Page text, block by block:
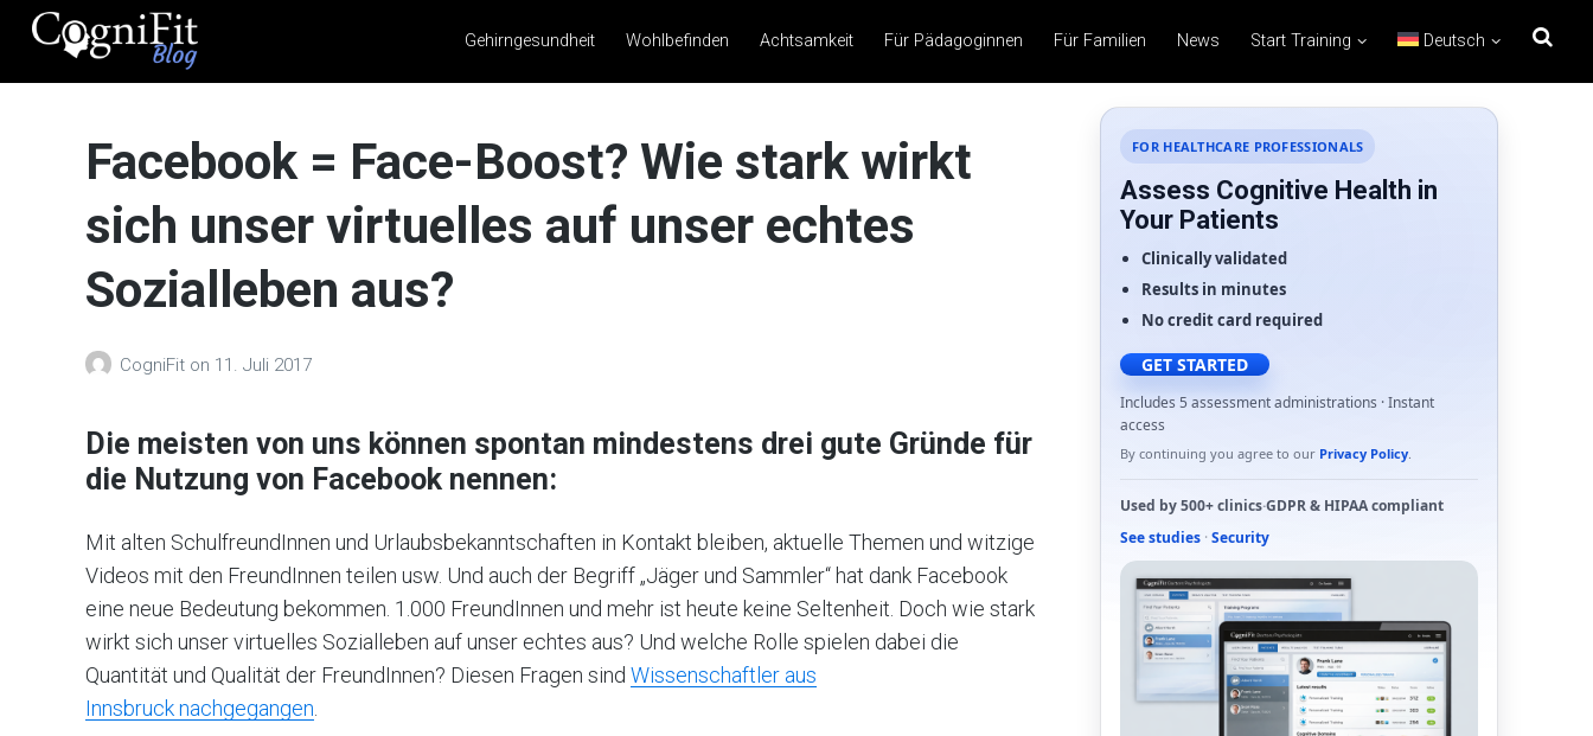
CogniFit
Health
Brain Training, Mental
Gehirngesundheit Wohlbefinden Achtsamkeit Für Pädagoginnen Für Familien News Start Training Deutsch
Facebook = Face-Boost? Wie stark wirkt
sich unser virtuelles auf unser echtes
Sozialleben aus?
CogniFit on 11. Juli 2017
Die meisten von uns können spontan mindestens drei gute Gründe für
die Nutzung von Facebook nennen:
Mit alten SchulfreundInnen und Urlaubsbekanntschaften in Kontakt bleiben, aktuelle Themen und witzige
Videos mit den FreundInnen teilen usw. Und auch der Begriff „Jäger und Sammler“ hat dank Facebook
eine neue Bedeutung bekommen. 1.000 FreundInnen und mehr ist heute keine Seltenheit. Doch wie stark
wirkt sich unser virtuelles Sozialleben auf unser echtes aus? Und welche Rolle spielen dabei die
Quantität und Qualität der FreundInnen? Diesen Fragen sind Wissenschaftler aus
Innsbruck nachgegangen.
FOR HEALTHCARE PROFESSIONALS
Assess Cognitive Health in
Your Patients
Clinically validated
Results in minutes
No credit card required
GET STARTED
Includes 5 assessment administrations · Instant
access
By continuing you agree to our Privacy Policy.
Used by500+ clinics·GDPR& HIPAAcompliant
See studies · Security